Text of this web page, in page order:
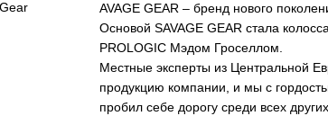
AVAGE GEAR – бренд нового
Основой SAVAGE GEAR стала
PROLOGIC Мэдом Гроселлом.
Местные эксперты из Центральной
продукцию компании, и мы с
пробил себе дорогу среди всех